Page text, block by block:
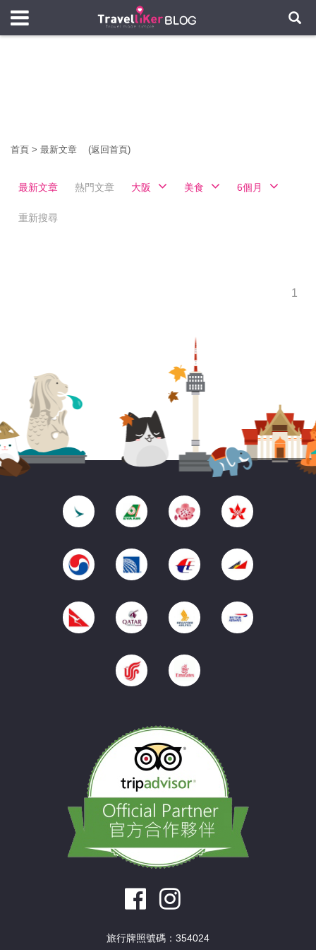
首頁 > 最新文章 (返回首頁)
最新文章 熱門文章 大阪 美食 6個月
重新搜尋
1
旅行牌照號碼：354024